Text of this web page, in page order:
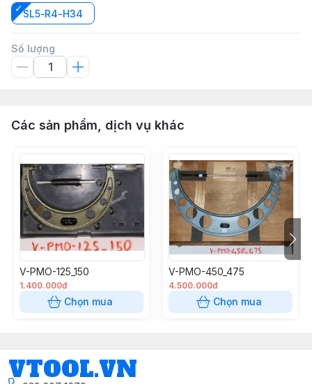
SL5-R4-H34
Số lượng
Các sản phẩm, dịch vụ khác
V-PMO-125_150
1.400.000đ
Chọn mua
V-PMO-450_475
4.500.000đ
Chọn mua
VTOOL.VN